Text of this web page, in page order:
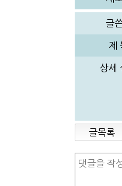
글
제
상세
글목록